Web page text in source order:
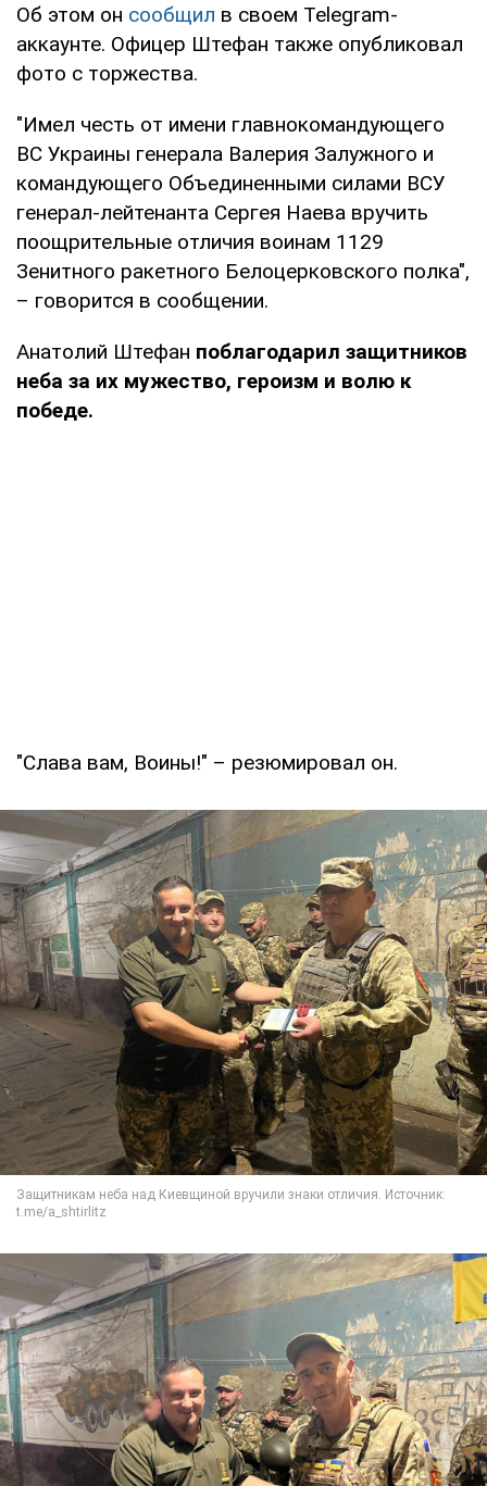
Об этом он сообщил в своем Telegram-
аккаунте. Офицер Штефан также опубликовал
фото с торжества.
"Имел честь от имени главнокомандующего
ВС Украины генерала Валерия Залужного и
командующего Объединенными силами ВСУ
генерал-лейтенанта Сергея Наева вручить
поощрительные отличия воинам 1129
Зенитного ракетного Белоцерковского полка",
– говорится в сообщении.
Анатолий Штефан поблагодарил защитников
неба за их мужество, героизм и волю к
победе.
"Слава вам, Воины!" – резюмировал он.